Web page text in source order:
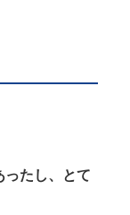
ったし、とて